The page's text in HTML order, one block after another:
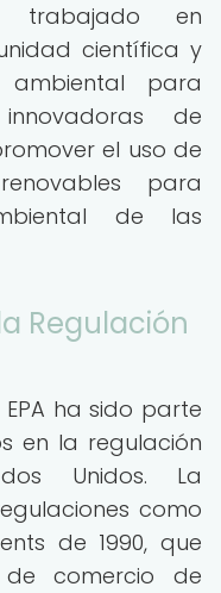
trabajado en
científica y
para
de
el uso de
para
de las
Regulación
ha sido parte
en la regulación
Unidos. La
como
de 1990, que
comercio de